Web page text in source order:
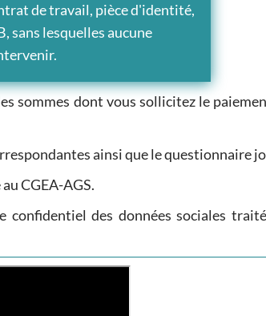
de travail, pièce d'identité,
sans lesquelles aucune
sommes dont vous sollicitez le
ainsi que le questionnaire
CGEA-AGS.
des données sociales